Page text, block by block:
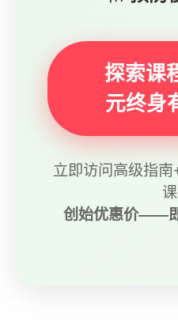
探索课
元终身
立即访问高级指
创始优惠价——